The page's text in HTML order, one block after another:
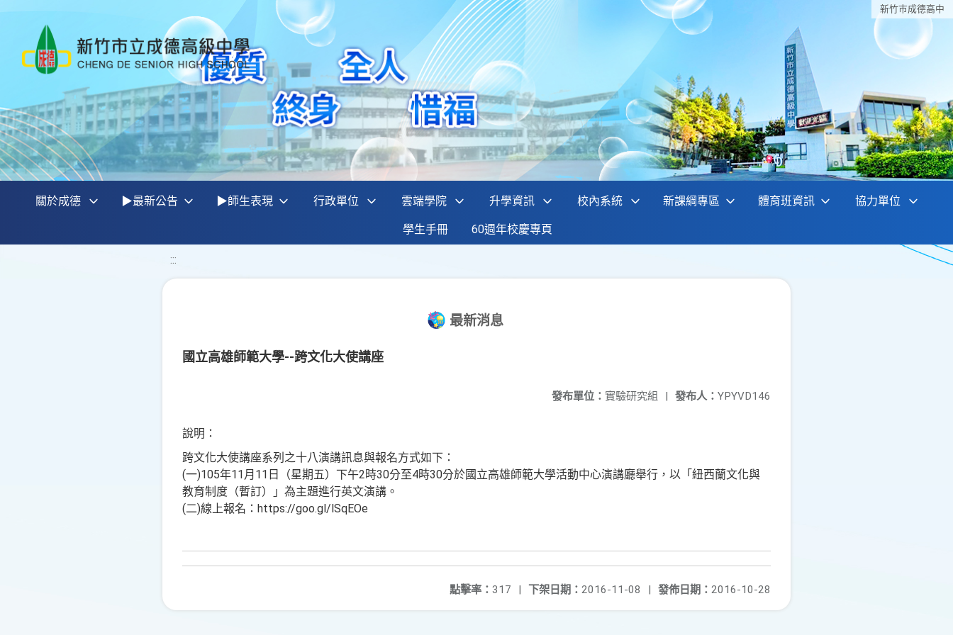
新竹巿成德高中
關於成德 ▶最新公告 ▶師生表現 行政單位 雲端學院 升學資訊 校內系統 新課綱專區 體育班資訊 協力單位
學生手冊 60週年校慶專頁
:::
最新消息
國立高雄師範大學--跨文化大使講座
發布人： YPYVD146
發布單位： 實驗研究組 |
說明：
跨文化大使講座系列之十八演講訊息與報名方式如下：
(一)105年11月11日（星期五）下午2時30分至4時30分於國立高雄師範大學活動中心演講廳舉行，以「紐西蘭文化與
教育制度（暫訂）」為主題進行英文演講。
(二)線上報名：https://goo.gl/lSqEOe
發佈日期： 2016-10-28
下架日期： 2016-11-08 |
點擊率： 317 |